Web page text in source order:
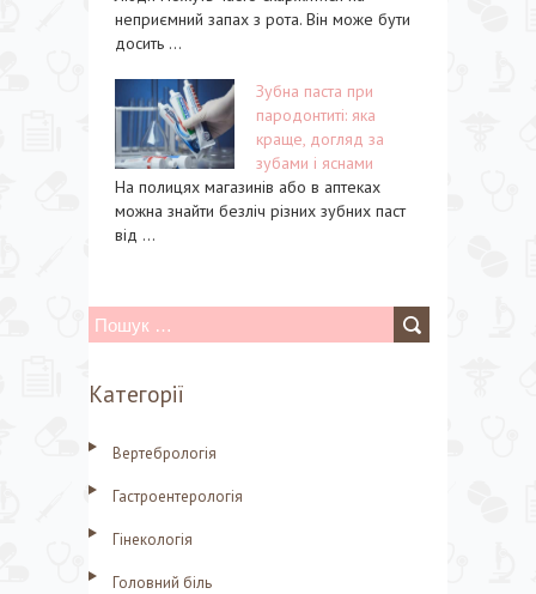
неприємний запах з рота. Він може бути
досить ...
Зубна паста при
пародонтиті: яка
краще, догляд за
зубами і яснами
На полицях магазинів або в аптеках
можна знайти безліч різних зубних паст
від ...
П
ш
Категорії
Вертебрологія
Гастроентерологія
Гінекологія
Головний біль